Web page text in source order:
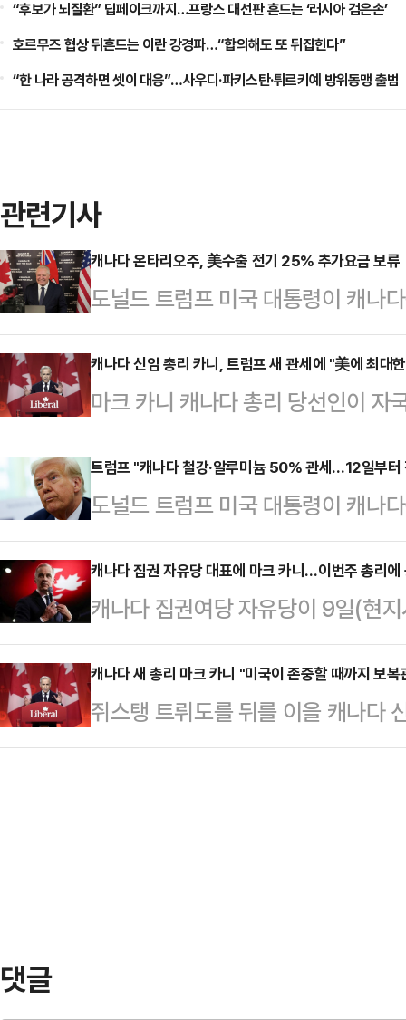
“후보가 뇌질환” 딥페이크까지…프랑스 대선판 흔드는 ‘러시아 검은손’
호르무즈 협상 뒤흔드는 이란 강경파…“합의해도 또 뒤집힌다”
“한 나라 공격하면 셋이 대응”…사우디·파키스탄·튀르키예 방위동맹 출범
관련기사
캐나다 온타리오주, 美수출 전기 25% 추가요금 보류
도널드 트럼프 미국 대통령이 캐나
로 인상하자, 캐나다 온타리오주가
25%의 추가 요금을 철회했다.AP
사는 11일(현지시간) 하워드 러트
대통령 또한 캐나다산 철강·알루
라고 확신한다”며 “이는 결코 캐나
미국과 건설적인 협력을 하고 싶을
닉 장관과 만나 내달 2일 …
캐나다 신임 총리 카니, 트럼프 새 관세에 "美에 최대
마크 카니 캐나다 총리 당선인이
하겠다고 한 미국 관세 정책에 최대
령이 미국으로 들어오는 모든 철강
나다산에만 50%로 높여 적용하겠
다. 로이터통신에 따르면 카니 당선인은 11일(현지시간) 소셜미디어(SNS)
엑스를 통해 “도널드 트럼프 미국
자와 가족, 기업에 대한 공격”이라
는 최소의 영향을 줄 …
트럼프 "캐나다 철강·알루미늄 50% 관세…12일부터
도널드 트럼프 미국 대통령이 캐나
50%로 올리겠다고 밝혔다. 캐나다
25%의 추가 요금을 부과하겠다고
따르면 트럼프 대통령은 11일(현
해 “나는 상무부 장관에게 캐나다
늄 제품에 대한 관세를 50%까지
높은 관세를 캐나다에 부과할 것”
국으로 들어오는 모든 철강…
캐나다 집권 자유당 대표에 마크 카니…이번주 총리에
캐나다 집권여당 자유당이 9일(현
전 캐나다 중앙은행 총재를 새 당
다수당 대표가 총리를 맡는다.미국
날 자유당 당원 15만 명 이상이 무
지지를 얻어 크리스티아 프리랜드
캐나다 새 총리 마크 카니 "미국이 존중할 때까지 보복
쥐스탱 트뤼도를 뒤를 이을 캐나다
니(60)가 당선되면서 한층 더 팽팽
댓글